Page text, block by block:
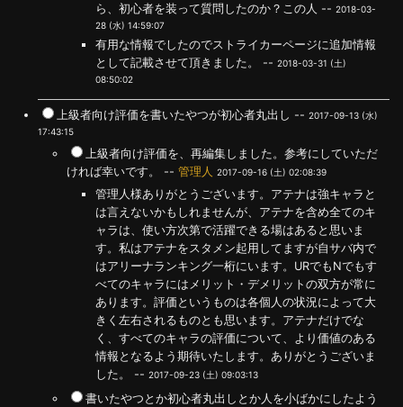
ら、初心者を装って質問したのか？この人 -- 2018-03-
28 (水) 14:59:07
有用な情報でしたのでストライカーページに追加情報
として記載させて頂きました。 -- 2018-03-31 (土)
08:50:02
上級者向け評価を書いたやつが初心者丸出し -- 2017-09-13 (水)
17:43:15
上級者向け評価を、再編集しました。参考にしていただ
ければ幸いです。 -- 管理人 2017-09-16 (土) 02:08:39
管理人様ありがとうございます。アテナは強キャラと
は言えないかもしれませんが、アテナを含め全てのキ
ャラは、使い方次第で活躍できる場はあると思いま
す。私はアテナをスタメン起用してますが自サバ内で
はアリーナランキング一桁にいます。URでもNでもす
べてのキャラにはメリット・デメリットの双方が常に
あります。評価というものは各個人の状況によって大
きく左右されるものとも思います。アテナだけでな
く、すべてのキャラの評価について、より価値のある
情報となるよう期待いたします。ありがとうございま
した。 -- 2017-09-23 (土) 09:03:13
書いたやつとか初心者丸出しとか人を小ばかにしたよう